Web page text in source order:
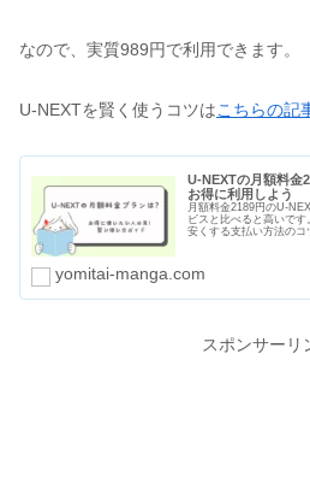
なので、実質989円で利用できます。
U-NEXTを賢く使うコツはこちらの記
U-NEXTの月額料金
お得に利用しよう
月額料金2189円のU-
ビスと比べると高いで
安くする支払い方法のコ
yomitai-manga.com
スポンサーリ